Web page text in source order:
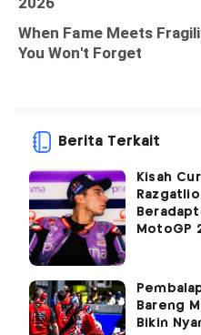
Berita Terkait
Kisah
MotoGP
Bareng
Bikin